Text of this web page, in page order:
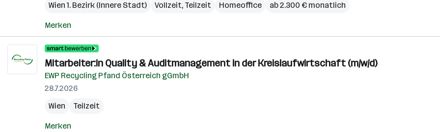
Wien 1. Bezirk (Innere Stadt)
Vollzeit, Teilzeit Homeoffice ab 2.300 € monatlich
Merken
Mitarbeiter:in Quality & Auditmanagement in der Kreislaufwirtschaft (m/w/d)
EWP Recycling Pfand Österreich gGmbH
28.7.2026
Wien
Teilzeit
Merken